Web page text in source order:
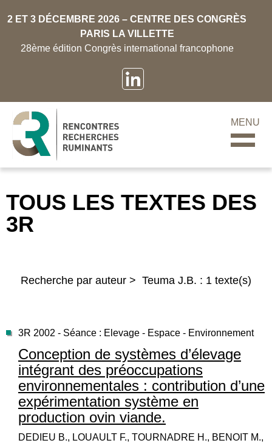
2 ET 3 DÉCEMBRE 2026 – CENTRE DES CONGRÈS
PARIS LA VILLETTE
28ème édition Congrès international francophone
MENU
TOUS LES TEXTES DES
3R
Recherche par auteur > Teuma J.B. : 1 texte(s)
3R 2002 - Séance : Elevage - Espace - Environnement
Conception de systèmes d’élevage
intégrant des préoccupations
environnementales : contribution d’une
expérimentation système en
production ovin viande.
DEDIEU B., LOUAULT F., TOURNADRE H., BENOIT M.,